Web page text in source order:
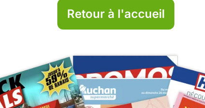
Retour à l'accueil